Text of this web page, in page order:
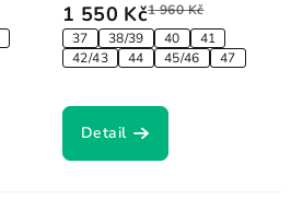
1 550 Kč1 960 Kč
37 38/39 40
41
42/43
44 45/46 47
Detail